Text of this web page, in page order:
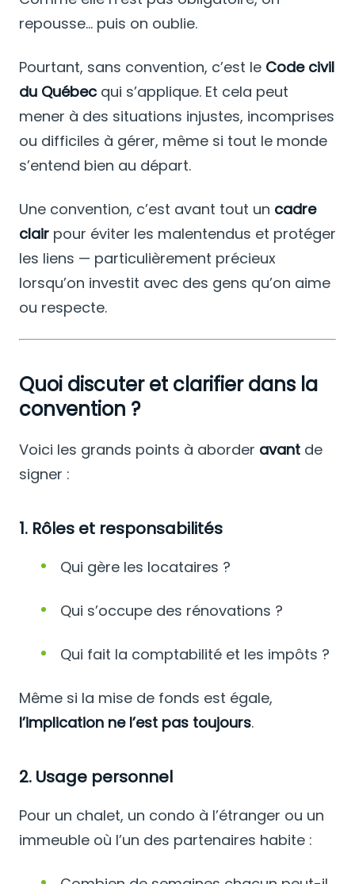
repousse… puis on oublie.
Pourtant, sans convention, c’est le Code civil
du Québec qui s’applique. Et cela peut
mener à des situations injustes, incomprises
ou difficiles à gérer, même si tout le monde
s’entend bien au départ.
Une convention, c’est avant tout un cadre
clair pour éviter les malentendus et protéger
les liens — particulièrement précieux
lorsqu’on investit avec des gens qu’on aime
ou respecte.
Quoi discuter et clarifier dans la
convention ?
Voici les grands points à aborder avant de
signer :
1. Rôles et responsabilités
Qui gère les locataires ?
Qui s’occupe des rénovations ?
Qui fait la comptabilité et les impôts ?
Même si la mise de fonds est égale,
l’implication ne l’est pas toujours.
2. Usage personnel
Pour un chalet, un condo à l’étranger ou un
immeuble où l’un des partenaires habite :